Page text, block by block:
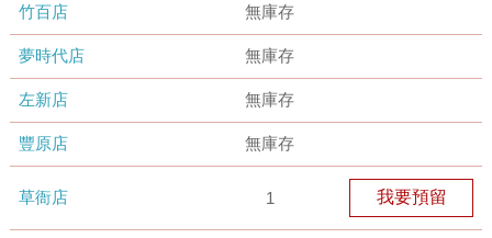
竹百店 無庫存
夢時代店 無庫存
左新店 無庫存
豐原店 無庫存
草衙店 1 我要預留